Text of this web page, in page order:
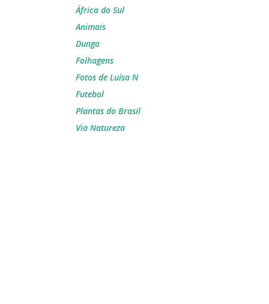
África do Sul
Animais
Dunga
Folhagens
Fotos de Luísa N
Futebol
Plantas do Brasil
Via Natureza